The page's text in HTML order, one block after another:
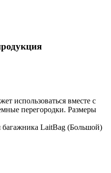
использоваться вместе с
перегородки. Размеры
багажника LaitBag (Большой)